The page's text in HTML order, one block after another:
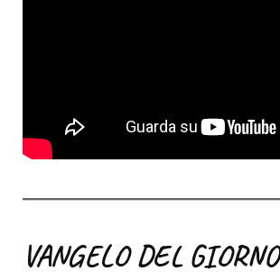
VANGELO DEL GIORNO